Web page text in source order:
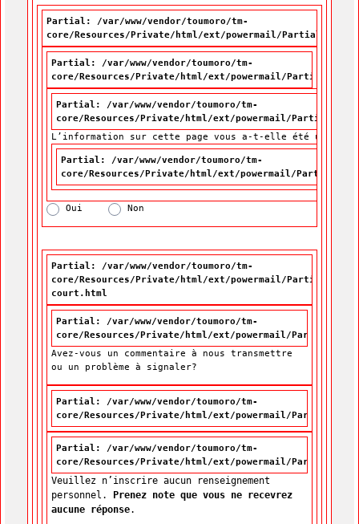
Partial: /var/www/vendor/toumoro/tm-
core/Resources/Private/html/ext/powermail/Partials/
Partial: /var/www/vendor/toumoro/tm-
core/Resources/Private/html/ext/powermail/Partials/
Partial: /var/www/vendor/toumoro/tm-
core/Resources/Private/html/ext/powermail/Partials/
L’information sur cette page vous a-t-elle été utile?
L’information sur cette page vous a-t-elle été utile?
Partial: /var/www/vendor/toumoro/tm-
core/Resources/Private/html/ext/powermail/Partials/
Oui Non
Partial: /var/www/vendor/toumoro/tm-
core/Resources/Private/html/ext/powermail/Partials/
court.html
Partial: /var/www/vendor/toumoro/tm-
core/Resources/Private/html/ext/powermail/Partials/
Avez-vous un commentaire à nous transmettre
ou un problème à signaler?
Partial: /var/www/vendor/toumoro/tm-
core/Resources/Private/html/ext/powermail/Partials/
Partial: /var/www/vendor/toumoro/tm-
core/Resources/Private/html/ext/powermail/Partials/
Veuillez n’inscrire aucun renseignement
personnel. Prenez note que vous ne recevrez
aucune réponse.